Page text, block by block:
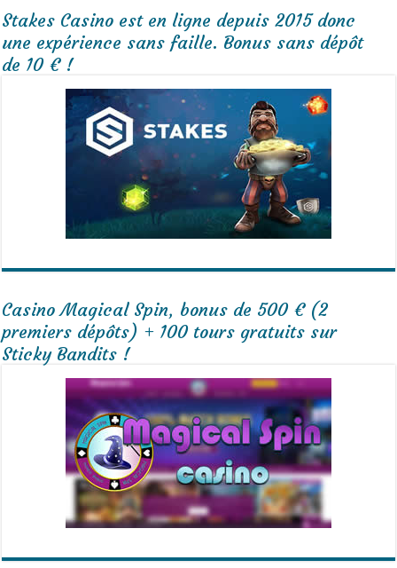
Stakes Casino est en ligne depuis 2015 donc
une expérience sans faille. Bonus sans dépôt
de 10 € !
Casino Magical Spin, bonus de 500 € (2
premiers dépôts) + 100 tours gratuits sur
Sticky Bandits !